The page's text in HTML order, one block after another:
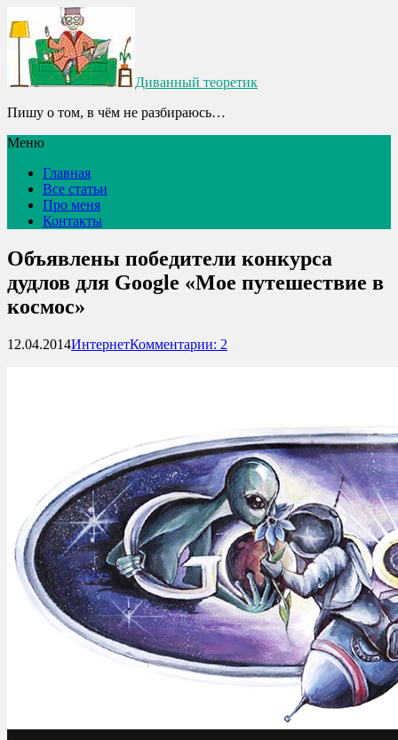
Диванный теоретик
Пишу о том, в чём не разбираюсь…
Меню
Главная
Все статьи
Про меня
Контакты
Объявлены победители конкурса
дудлов для Google «Мое путешествие в
космос»
12.04.2014ИнтернетКомментарии: 2